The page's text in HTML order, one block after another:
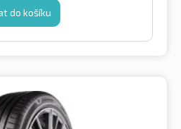
do košíku